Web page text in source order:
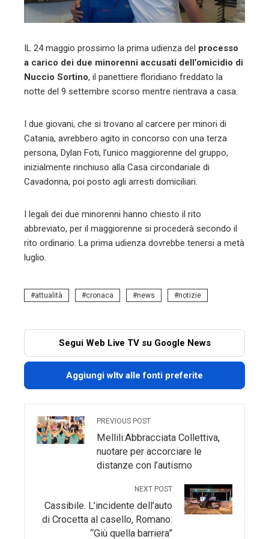
IL 24 maggio prossimo la prima udienza del processo
a carico dei due minorenni accusati dell’omicidio di
Nuccio Sortino, il panettiere floridiano freddato la
notte del 9 settembre scorso mentre rientrava a casa.
I due giovani, che si trovano al carcere per minori di
Catania, avrebbero agito in concorso con una terza
persona, Dylan Foti, l’unico maggiorenne del gruppo,
inizialmente rinchiuso alla Casa circondariale di
Cavadonna, poi posto agli arresti domiciliari.
I legali dei due minorenni hanno chiesto il rito
abbreviato, per il maggiorenne si procederà secondo il
rito ordinario. La prima udienza dovrebbe tenersi a metà
luglio.
attualità cronaca news notizie
Segui Web Live TV su Google News
Aggiungi wltv alle fonti preferite
PREVIOUS POST
Mellili:Abbracciata Collettiva,
nuotare per accorciare le
distanze con l’autismo
NEXT POST
Cassibile. L’incidente dell’auto
di Crocetta al casello, Romano:
“Giù quella barriera”